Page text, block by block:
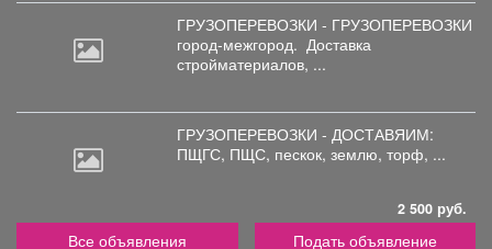
ГРУЗОПЕРЕВОЗКИ - ГРУЗОПЕРЕВОЗКИ
город-межгород. Доставка
стройматериалов, ...
ГРУЗОПЕРЕВОЗКИ - ДОСТАВЯИМ:
ПЩГС, ПЩС, пескок, землю, торф, ...
2 500 руб.
Все объявления Подать объявление